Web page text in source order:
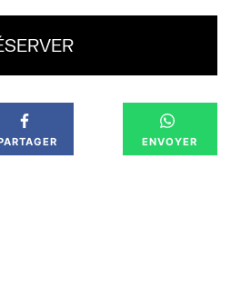
ENVOYER